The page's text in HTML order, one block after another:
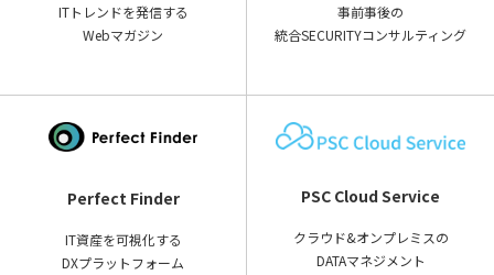
ITトレンドを発信する
Webマガジン
事前事後の
統合SECURITYコンサルティング
Perfect Finder
IT資産を可視化する
DXプラットフォーム
PSC Cloud Service
クラウド&オンプレミスの
DATAマネジメント